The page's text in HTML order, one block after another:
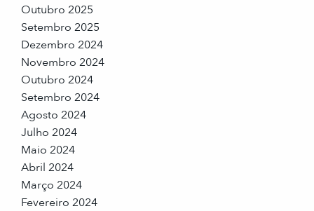
Outubro 2025
Setembro 2025
Dezembro 2024
Novembro 2024
Outubro 2024
Setembro 2024
Agosto 2024
Julho 2024
Maio 2024
Abril 2024
Março 2024
Fevereiro 2024